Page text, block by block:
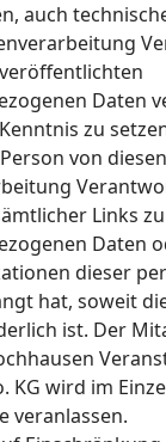
auch
Daten
zu
von
Links
Daten
dieser
hat, soweit
ist. Der
KG wird im
veranlassen.